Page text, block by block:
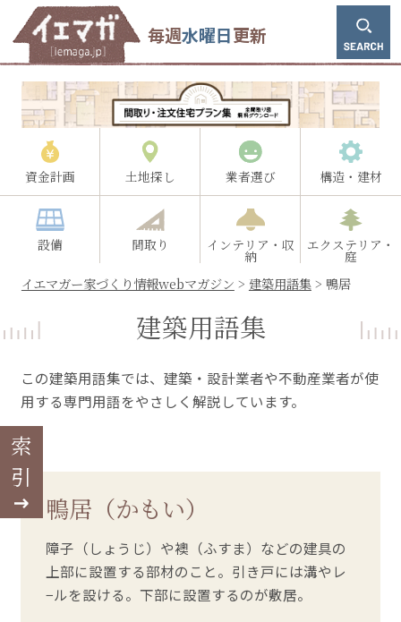
毎週水曜日更新
資金計画 土地探し 業者選び 構造・建材
設備 間取り インテリア・収
納
エクステリア・
庭
イエマガー家づくり情報webマガジン > 建築用語集> 鴨居
索引
建築用語集
この建築用語集では、建築・設計業者や不動産業者が使
用する専門用語をやさしく解説しています。
鴨居（かもい）
障子（しょうじ）や襖（ふすま）などの建具の
上部に設置する部材のこと。引き戸には溝やレ
−ルを設ける。下部に設置するのが敷居。